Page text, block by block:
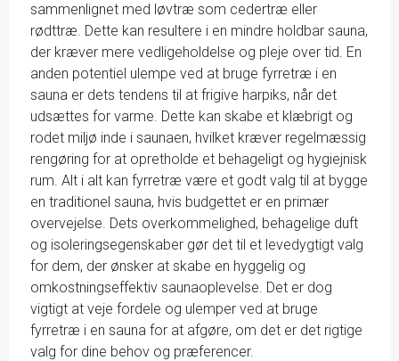
sammenlignet med løvtræ som cedertræ eller
rødttræ. Dette kan resultere i en mindre holdbar sauna,
der kræver mere vedligeholdelse og pleje over tid. En
anden potentiel ulempe ved at bruge fyrretræ i en
sauna er dets tendens til at frigive harpiks, når det
udsættes for varme. Dette kan skabe et klæbrigt og
rodet miljø inde i saunaen, hvilket kræver regelmæssig
rengøring for at opretholde et behageligt og hygiejnisk
rum. Alt i alt kan fyrretræ være et godt valg til at bygge
en traditionel sauna, hvis budgettet er en primær
overvejelse. Dets overkommelighed, behagelige duft
og isoleringsegenskaber gør det til et levedygtigt valg
for dem, der ønsker at skabe en hyggelig og
omkostningseffektiv saunaoplevelse. Det er dog
vigtigt at veje fordele og ulemper ved at bruge
fyrretræ i en sauna for at afgøre, om det er det rigtige
valg for dine behov og præferencer.